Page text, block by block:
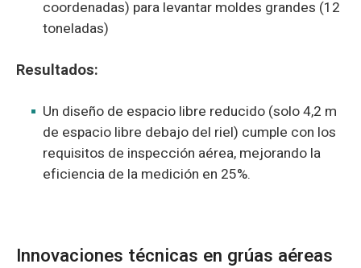
coordenadas) para levantar moldes grandes (12
toneladas)
Resultados:
Un diseño de espacio libre reducido (solo 4,2 m
de espacio libre debajo del riel) cumple con los
requisitos de inspección aérea, mejorando la
eficiencia de la medición en 25%.
Innovaciones técnicas en grúas aéreas